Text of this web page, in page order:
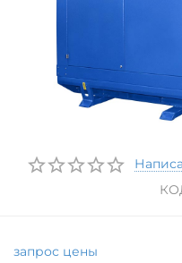
запрос цены